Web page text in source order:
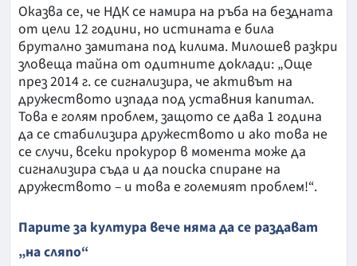
Оказва се, че НДК се намира на ръба на бездната
от цели 12 години, но истината е била
брутално замитана под килима. Милошев разкри
зловеща тайна от одитните доклади: „Още
през 2014 г. се сигнализира, че активът на
дружеството изпада под уставния капитал.
Това е голям проблем, защото се дава 1 година
да се стабилизира дружеството и ако това не
се случи, всеки прокурор в момента може да
сигнализира съда и да поиска спиране на
дружеството – и това е големият проблем!“.
Парите за култура вече няма да се раздават
„на сляпо“